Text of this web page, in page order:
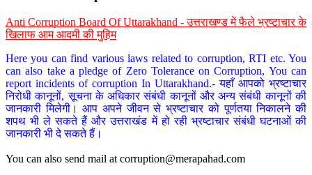
Anti Corruption Board Of Uttarakhand - उत्तराखण्ड में फैले भ्रष्टाचार के
खिलाफ आम आदमी की मुहिम
Here you can find various laws related to corruption, RTI etc. You
can also take a pledge of Zero Tolerance on Corruption, You can
report incidents of corruption In Uttarakhand.- यहाँ आपको भ्रष्टाचार
निरोधी कानूनों, सूचना के अधिकार संबंधी कानूनों और अन्य संबंधी कानूनों की
जानकारी मिलेगी। आप अपने जीवन से भ्रष्टाचार को पूर्णतया निकालने की
शपथ भी ले सकते हैं और उत्तराखंड में हो रही भ्रष्टाचार संबंधी घटनाओं की
जानकारी भी दे सकते हैं।
You can also send mail at corruption@merapahad.com